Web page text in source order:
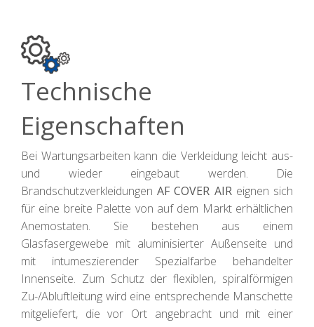
Technische
Eigenschaften
Bei Wartungsarbeiten kann die Verkleidung leicht aus-
und wieder eingebaut werden. Die
BrandschutzverkleidungenAF COVER AIReignen sich
für eine breite Palette von auf dem Markt erhältlichen
Anemostaten. Sie bestehen aus einem
Glasfasergewebe mit aluminisierter Außenseite und
mit intumeszierender Spezialfarbe behandelter
Innenseite. Zum Schutz der flexiblen, spiralförmigen
Zu-/Abluftleitung wird eine entsprechende Manschette
mitgeliefert, die vor Ort angebracht und mit einer